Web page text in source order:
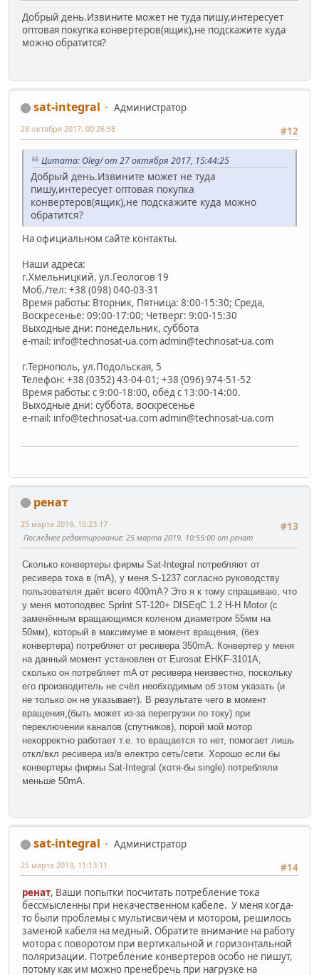
Добрый день.Извините может не туда пишу,интересует
оптовая покупка конвертеров(ящик),не подскажите куда
можно обратится?
sat-integral
Администратор
#12
28 октября 2017, 00:26:58
Цитата: Oleg/ от 27 октября 2017, 15:44:25
Добрый день.Извините может не туда
пишу,интересует оптовая покупка
конвертеров(ящик),не подскажите куда можно
обратится?
На официальном сайте контакты.
Наши адреса:
г.Хмельницкий, ул.Геологов 19
Моб./тел: +38 (098) 040-03-31
Время работы: Вторник, Пятница: 8:00-15:30; Среда,
Воскресенье: 09:00-17:00; Четверг: 9:00-15:30
Выходные дни: понедельник, суббота
e-mail: info@technosat-ua.comadmin@technosat-ua.com
г.Тернополь, ул.Подольская, 5
Телефон: +38 (0352) 43-04-01; +38 (096) 974-51-52
Время работы: с 9:00-18:00, обед с 13:00-14:00.
Выходные дни: суббота, воскресенье
e-mail: info@technosat-ua.comadmin@technosat-ua.com
ренат
#13
25 марта 2019, 10:23:17
Последнее редактирование: 25 марта 2019, 10:55:00 от ренат
Сколько конвертеры фирмы Sat-Integral потребляют от
ресивера тока в (mA), у меня S-1237 согласно руководству
пользователя даёт всего 400mA? Это я к тому спрашиваю, что
у меня мотоподвес Sprint ST-120+ DISEqC 1.2 H-H Motor (с
заменённым вращающимся коленом диаметром 55мм на
50мм), который в максимуме в момент вращения, (без
конвертера) потребляет от ресивера 350mA. Конвертер у меня
на данный момент установлен от Eurosat EHKF-3101A,
сколько он потребляет mA от ресивера неизвестно, поскольку
его производитель не счёл необходимым об этом указать (и
не только он не указывает). В результате чего в момент
вращения,(быть может из-за перегрузки по току) при
переключении каналов (спутников), порой мой мотор
некорректно работает т.е. то вращается то нет, помогает лишь
откл/вкл ресивера из/в електро сеть/сети. Хорошо если бы
конвертеры фирмы Sat-Integral (хотя-бы single) потребляли
меньше 50mA.
sat-integral
Администратор
#14
25 марта 2019, 11:13:11
ренат, Ваши попытки посчитать потребление тока
бессмысленны при некачественном кабеле. У меня когда-
то были проблемы с мультисвичём и мотором, решилось
заменой кабеля на медный. Обратите внимание на работу
мотора с поворотом при вертикальной и горизонтальной
поляризации. Потребление конвертеров особо не пишут,
потому как им можно пренебречь при нагрузке на